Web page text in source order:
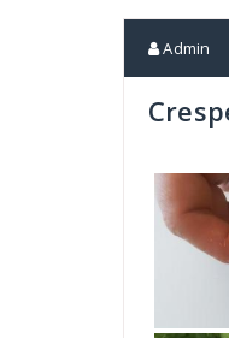
Admin